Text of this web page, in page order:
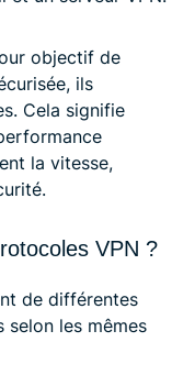
objectif de
ils
Cela signifie
la vitesse,
VPN ?
de différentes
selon les mêmes